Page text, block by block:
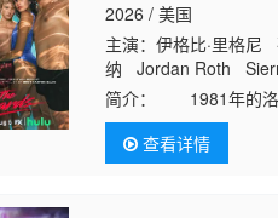
2026 / 美国
主演：伊格比·里格
纳 Jordan Roth
Cortés Alexander
简介：
1981年的洛
同时，专门猎杀青少
查看详情